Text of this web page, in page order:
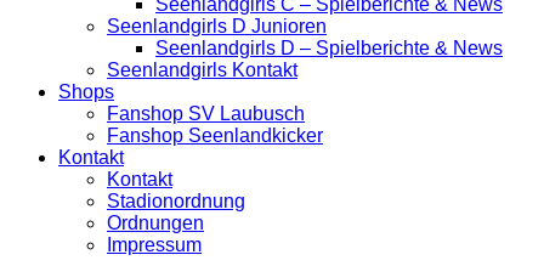
Seenlandgirls C – Spielberichte & News
Seenlandgirls D Junioren
Seenlandgirls D – Spielberichte & News
Seenlandgirls Kontakt
Shops
Fanshop SV Laubusch
Fanshop Seenlandkicker
Kontakt
Kontakt
Stadionordnung
Ordnungen
Impressum